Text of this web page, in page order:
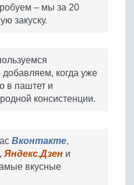
– мы за 20
закуску.
когда уже
в паштет и
консистенции.
Вконтакте,
, Яндекс.Дзен и
вкусные